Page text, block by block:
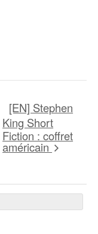
[EN] Stephen
King Short
Fiction : coffret
américain